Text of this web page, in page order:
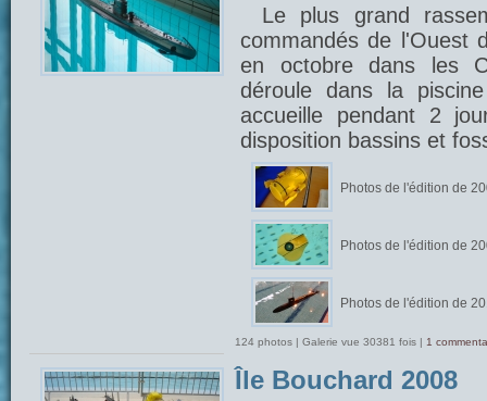
Le plus grand
commandés de l'Ouest
en octobre dans les
déroule dans la
accueille pendant 2
disposition bassins et
Photos de l'édition de
Photos de l'édition de
Photos de l'édition de
124 photos | Galerie vue 30381 fois | 1
Île Bouchard 2008